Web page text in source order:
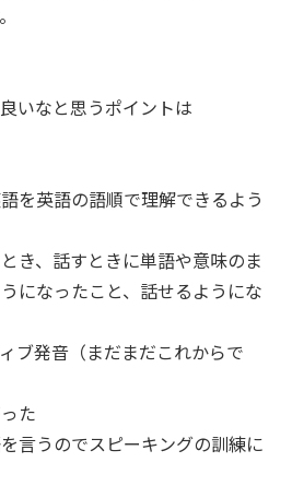
いなと思うポイントは
を英語の語順で理解できるよう
き、話すときに単語や意味のま
になったこと、話せるようにな
ブ発音（まだまだこれからで
た
言うのでスピーキングの訓練に